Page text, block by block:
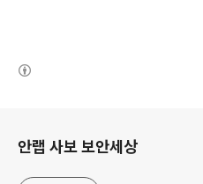
안랩 사보 보안세상